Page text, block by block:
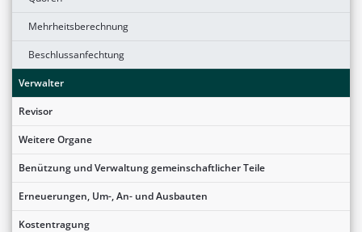
Mehrheitsberechnung
Beschlussanfechtung
Verwalter
Revisor
Weitere Organe
Benützung und Verwaltung gemeinschaftlicher Teile
Erneuerungen, Um-, An- und Ausbauten
Kostentragung